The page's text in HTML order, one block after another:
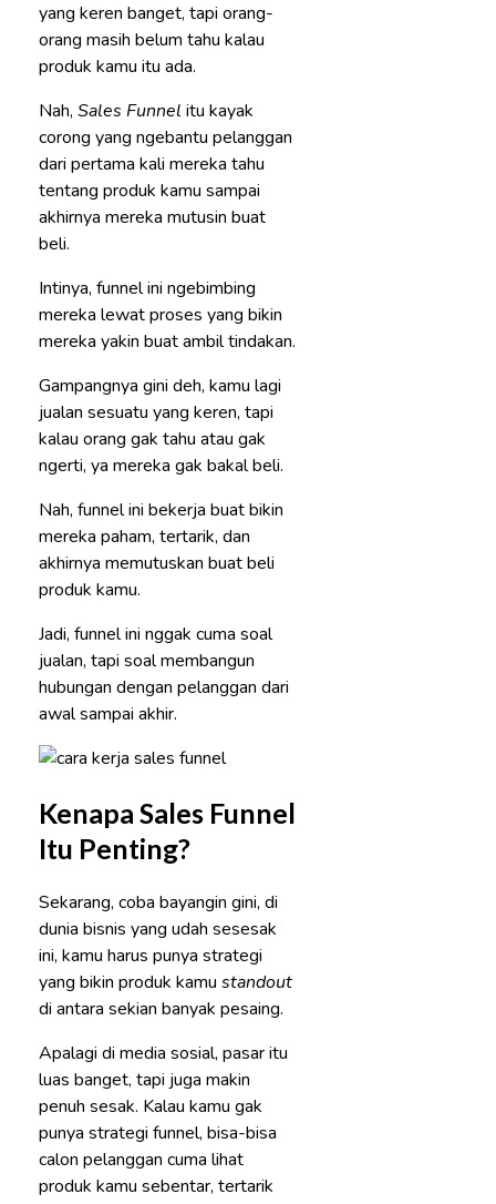
yang keren banget, tapi orang-
orang masih belum tahu kalau
produk kamu itu ada.
Nah, Sales Funnel itu kayak
corong yang ngebantu pelanggan
dari pertama kali mereka tahu
tentang produk kamu sampai
akhirnya mereka mutusin buat
beli.
Intinya, funnel ini ngebimbing
mereka lewat proses yang bikin
mereka yakin buat ambil tindakan.
Gampangnya gini deh, kamu lagi
jualan sesuatu yang keren, tapi
kalau orang gak tahu atau gak
ngerti, ya mereka gak bakal beli.
Nah, funnel ini bekerja buat bikin
mereka paham, tertarik, dan
akhirnya memutuskan buat beli
produk kamu.
Jadi, funnel ini nggak cuma soal
jualan, tapi soal membangun
hubungan dengan pelanggan dari
awal sampai akhir.
Kenapa Sales Funnel
Itu Penting?
Sekarang, coba bayangin gini, di
dunia bisnis yang udah sesesak
ini, kamu harus punya strategi
yang bikin produk kamu standout
di antara sekian banyak pesaing.
Apalagi di media sosial, pasar itu
luas banget, tapi juga makin
penuh sesak. Kalau kamu gak
punya strategi funnel, bisa-bisa
calon pelanggan cuma lihat
produk kamu sebentar, tertarik